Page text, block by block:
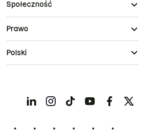
Społeczność
Prawo
Polski